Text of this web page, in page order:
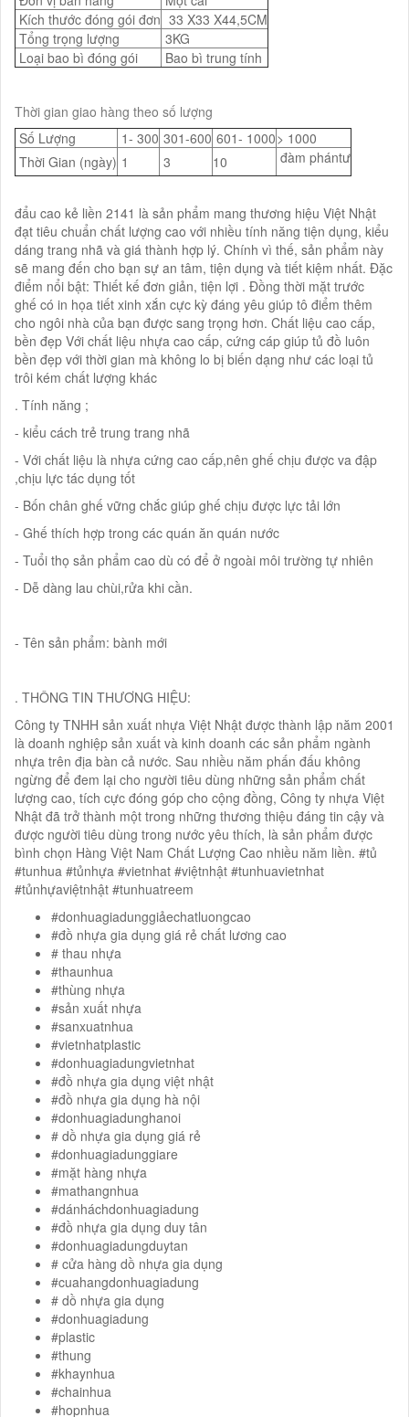
Kích thước đóng gói đơn 33 X33 X44,5CM
Tổng trọng lượng
3KG
Loại bao bì đóng gói
Bao bì trung tính
Thời gian giao hàng theo số lượng
Số Lượng
1- 300 301-600 601- 1000> 1000
Thời Gian (ngày) 1 3 10 đàm phántư
đẩu cao kẻ liền 2141 là sản phẩm mang thương hiệu Việt Nhật
đạt tiêu chuẩn chất lượng cao với nhiều tính năng tiện dụng, kiểu
dáng trang nhã và giá thành hợp lý. Chính vì thế, sản phẩm này
sẽ mang đến cho bạn sự an tâm, tiện dụng và tiết kiệm nhất. Đặc
điểm nổi bật: Thiết kế đơn giản, tiện lợi . Đồng thời mặt trước
ghế có in họa tiết xinh xắn cực kỳ đáng yêu giúp tô điểm thêm
cho ngôi nhà của bạn được sang trọng hơn. Chất liệu cao cấp,
bền đẹp Với chất liệu nhựa cao cấp, cứng cáp giúp tủ đồ luôn
bền đẹp với thời gian mà không lo bị biến dạng như các loại tủ
trôi kém chất lượng khác
. Tính năng ;
- kiểu cách trẻ trung trang nhã
- Với chất liệu là nhựa cứng cao cấp,nên ghế chịu được va đập
,chịu lực tác dụng tốt
- Bốn chân ghế vững chắc giúp ghế chịu được lực tải lớn
- Ghế thích hợp trong các quán ăn quán nước
- Tuổi thọ sản phẩm cao dù có để ở ngoài môi trường tự nhiên
- Dễ dàng lau chùi,rửa khi cần.
- Tên sản phẩm: bành mới
. THÔNG TIN THƯƠNG HIỆU:
Công ty TNHH sản xuất nhựa Việt Nhật được thành lập năm 2001
là doanh nghiệp sản xuất và kinh doanh các sản phẩm ngành
nhựa trên địa bàn cả nước. Sau nhiều năm phấn đấu không
ngừng để đem lại cho người tiêu dùng những sản phẩm chất
lượng cao, tích cực đóng góp cho cộng đồng, Công ty nhựa Việt
Nhật đã trở thành một trong những thương thiệu đáng tin cậy và
được người tiêu dùng trong nước yêu thích, là sản phẩm được
bình chọn Hàng Việt Nam Chất Lượng Cao nhiều năm liền. #tủ
#tunhua #tủnhựa #vietnhat #việtnhật #tunhuavietnhat
#tủnhựaviệtnhật #tunhuatreem
#donhuagiadunggiảechatluongcao
#đồ nhựa gia dụng giá rẻ chất lương cao
# thau nhựa
#thaunhua
#thùng nhựa
#sản xuất nhựa
#sanxuatnhua
#vietnhatplastic
#donhuagiadungvietnhat
#đồ nhựa gia dụng việt nhật
#đồ nhựa gia dụng hà nội
#donhuagiadunghanoi
# dồ nhựa gia dụng giá rẻ
#donhuagiadunggiare
#mặt hàng nhựa
#mathangnhua
#dánháchdonhuagiadung
#đồ nhựa gia dụng duy tân
#donhuagiadungduytan
# cửa hàng dồ nhựa gia dụng
#cuahangdonhuagiadung
# dồ nhựa gia dụng
#donhuagiadung
#plastic
#thung
#khaynhua
#chainhua
#hopnhua